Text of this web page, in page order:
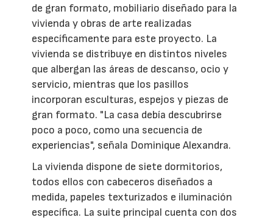
de gran formato, mobiliario diseñado para la
vivienda y obras de arte realizadas
específicamente para este proyecto. La
vivienda se distribuye en distintos niveles
que albergan las áreas de descanso, ocio y
servicio, mientras que los pasillos
incorporan esculturas, espejos y piezas de
gran formato. "La casa debía descubrirse
poco a poco, como una secuencia de
experiencias", señala Dominique Alexandra.
La vivienda dispone de siete dormitorios,
todos ellos con cabeceros diseñados a
medida, papeles texturizados e iluminación
específica. La suite principal cuenta con dos